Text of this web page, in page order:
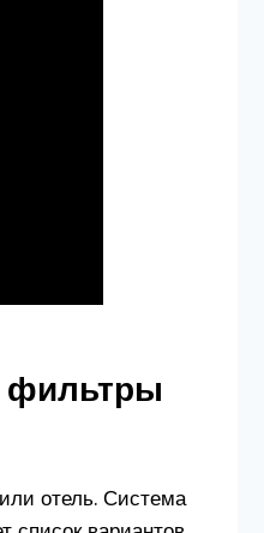
фильтры
отель. Система